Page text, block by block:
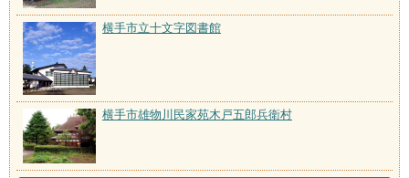
横手市立十文字図書館
横手市雄物川民家苑木戸五郎兵衛村